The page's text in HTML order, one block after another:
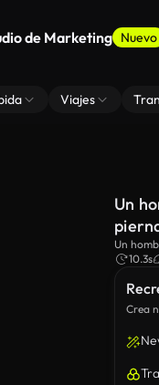
de Marketing Nuevo
Viajes
Crea
Un
Un
rocosa.
10.3s